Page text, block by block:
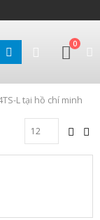
0
L tại hồ chí minh